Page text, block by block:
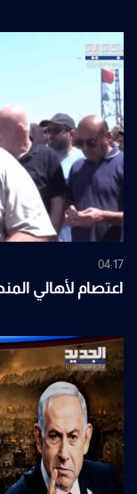
04:17
اعتصام لأهالي